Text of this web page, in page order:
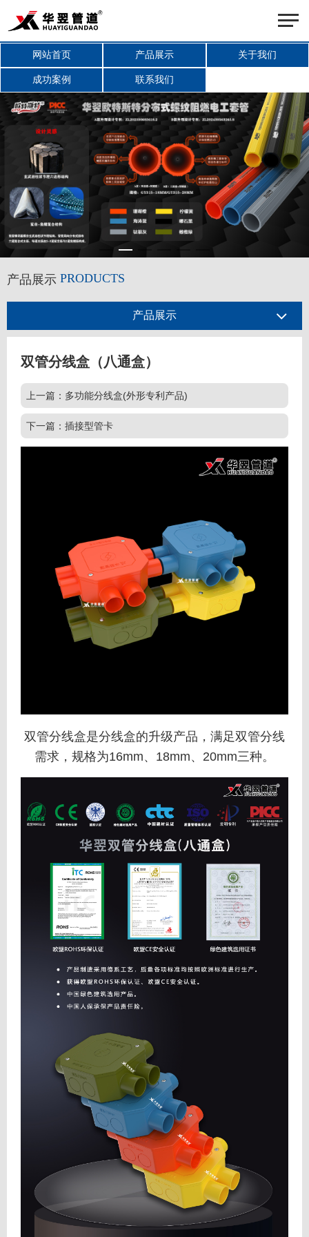
网站首页 产品展示 关于我们
成功案例 联系我们
产品展示 PRODUCTS
产品展示
双管分线盒（八通盒）
上一篇：多功能分线盒(外形专利产品)
下一篇：插接型管卡
双管分线盒是分线盒的升级产品，满足双管分线
需求，规格为16mm、18mm、20mm三种。